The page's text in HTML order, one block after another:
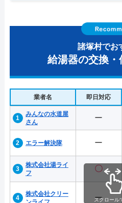
諸塚村でお
給湯器の交換・
業者名 即日対応
みんなの水道屋
さん
ー
エラー解決隊 ー
株式会社湯ライ
フ
〇
株式会社クリー
ー
スクロール